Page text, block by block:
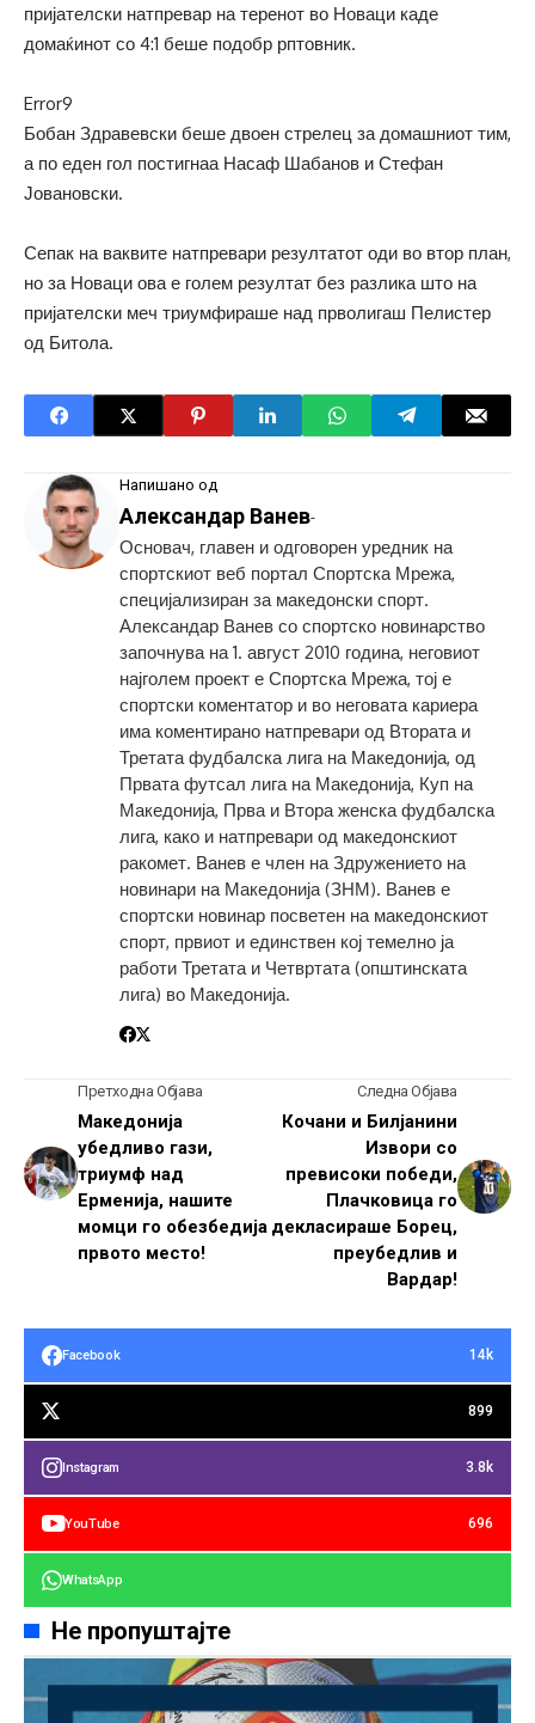
пријателски натпревар на теренот во Новаци каде
домаќинот со 4:1 беше подобр рптовник.
Error9
Бобан Здравевски беше двоен стрелец за домашниот тим,
а по еден гол постигнаа Насаф Шабанов и Стефан
Јовановски.
Сепак на ваквите натпревари резултатот оди во втор план,
но за Новаци ова е голем резултат без разлика што на
пријателски меч триумфираше над прволигаш Пелистер
од Битола.
Напишано од
Александар Ванев-
Основач, главен и одговорен уредник на
спортскиот веб портал Спортска Мрежа,
специјализиран за македонски спорт.
Александар Ванев со спортско новинарство
започнува на 1. август 2010 година, неговиот
најголем проект е Спортска Мрежа, тој е
спортски коментатор и во неговата кариера
има коментирано натпревари од Втората и
Третата фудбалска лига на Македонија, од
Првата футсал лига на Македонија, Куп на
Македонија, Прва и Втора женска фудбалска
лига, како и натпревари од македонскиот
ракомет. Ванев е член на Здружението на
новинари на Македонија (ЗНМ). Ванев е
спортски новинар посветен на македонскиот
спорт, првиот и единствен кој темелно ја
работи Третата и Четвртата (општинската
лига) во Македонија.
Претходна Објава
Македонија
убедливо гази,
триумф над
Ерменија, нашите
момци го обезбедија
првото место!
Следна Објава
Кочани и Билјанини
Извори со
превисоки победи,
Плачковица го
декласираше Борец,
преубедлив и
Вардар!
Facebook 14k
899
Instagram 3.8k
YouTube 696
WhatsApp
Не пропуштајте